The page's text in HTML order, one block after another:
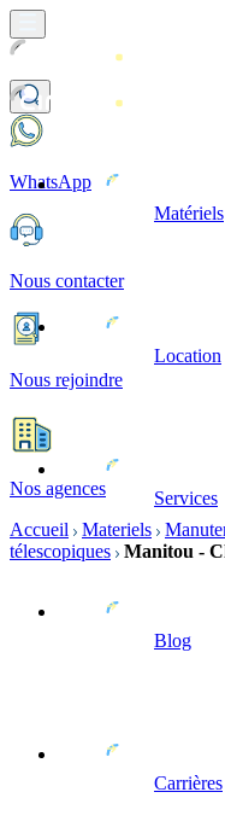
Matériels
Location
Services
Blog
Carrières
WhatsApp
Nous contacter
Nous rejoindre
Nos agences
Accueil
Materiels
télescopiques
Manitou -